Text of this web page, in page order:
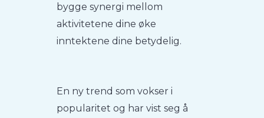
bygge synergi mellom
aktivitetene dine øke
inntektene dine betydelig.
En ny trend som vokser i
popularitet og har vist seg å